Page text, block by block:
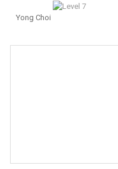
Yong Choi